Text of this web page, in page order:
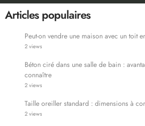
Articles populaires
Peut-on vendre une maison avec un toit
2 views
Béton ciré dans une salle de bain :
connaître
2 views
Taille oreiller standard : dimensions à
2 views